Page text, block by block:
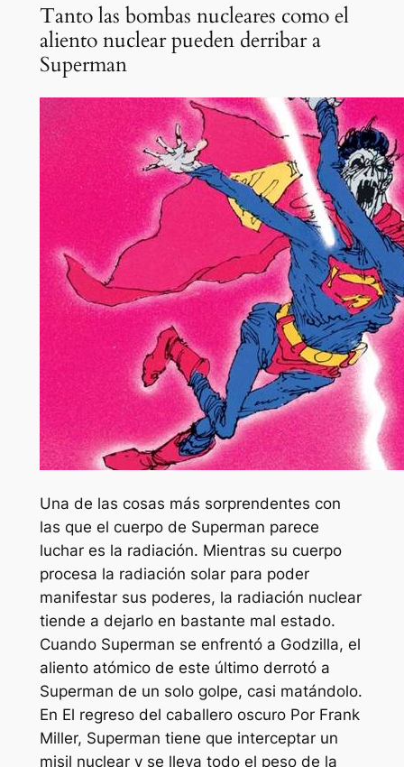
Tanto las bombas nucleares como el
aliento nuclear pueden derribar a
Superman
Una de las cosas más sorprendentes con
las que el cuerpo de Superman parece
luchar es la radiación. Mientras su cuerpo
procesa la radiación solar para poder
manifestar sus poderes, la radiación nuclear
tiende a dejarlo en bastante mal estado.
Cuando Superman se enfrentó a Godzilla, el
aliento atómico de este último derrotó a
Superman de un solo golpe, casi matándolo.
En El regreso del caballero oscuroPor Frank
Miller, Superman tiene que interceptar un
misil nuclear y se lleva todo el peso de la